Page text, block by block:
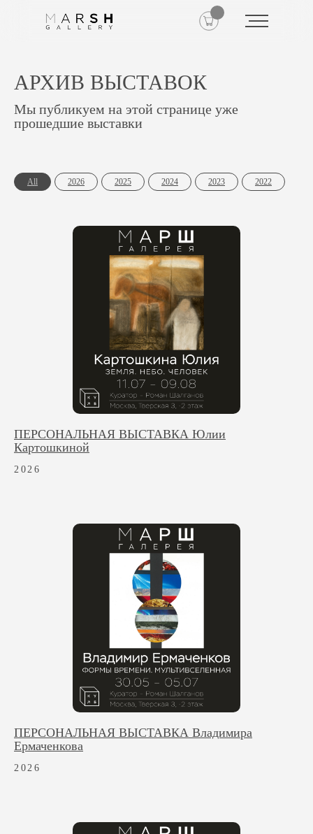
АРХИВ ВЫСТАВОК
Мы публикуем на этой странице уже
прошедшие выставки
All 2026 2025 2024 2023 2022
ПЕРСОНАЛЬНАЯ ВЫСТАВКА Юлии
Картошкиной
2026
ПЕРСОНАЛЬНАЯ ВЫСТАВКА Владимира
Ермаченкова
2026